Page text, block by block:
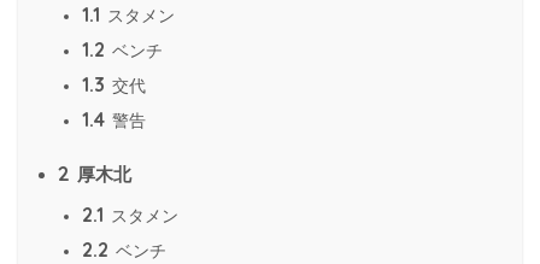
1.1 スタメン
1.2 ベンチ
1.3 交代
1.4 警告
2 厚木北
2.1 スタメン
2.2 ベンチ